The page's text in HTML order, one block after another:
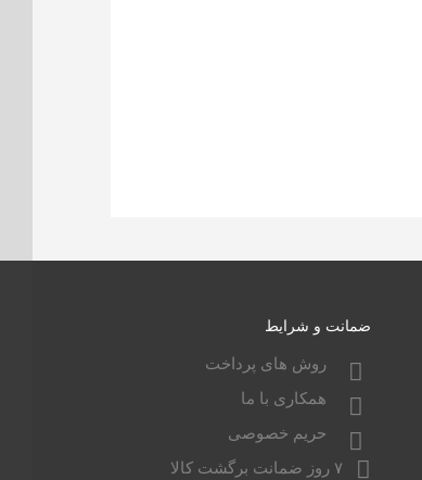
ضمانت و شرایط
روش های پرداخت
همکاری با ما
حریم خصوصی
۷ روز ضمانت برگشت کالا